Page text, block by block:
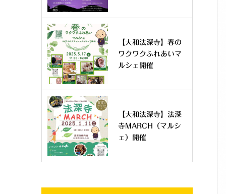
【大和法深寺】春の
ワクワクふれあいマ
ルシェ開催
【大和法深寺】法深
寺MARCH（マルシ
ェ）開催